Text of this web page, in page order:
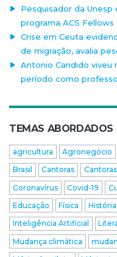
Pesquisador da
programa ACS Fellows
Crise em Ceuta
de migração, avalia
Antonio Candido
período como
TEMAS ABORDADOS
agricultura Agronegócio
Brasil
Cantoras
Coronavírus
Covid-19
Educação
Física História
Inteligência Artificial
Mudança climática